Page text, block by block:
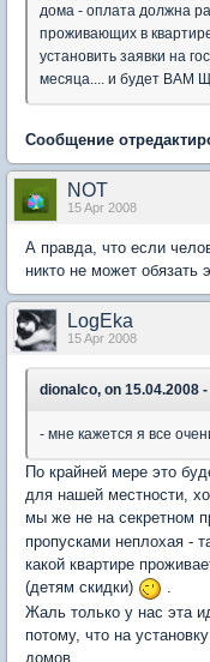
дома - оплата должна
проживающих в
установить заявки на
месяца.... и будет ВАМ
Сообщение
NOT
15 Apr 2008
А правда, что если
никто не может обязать
LogEka
15 Apr 2008
dionalco, on 15.04.2008
- мне кажется я все
По крайней мере это
для нашей местности,
мы же не на секретном
пропусками неплохая -
какой квартире
(детям скидки)
.
Жаль только у нас эта
потому, что на
домов.